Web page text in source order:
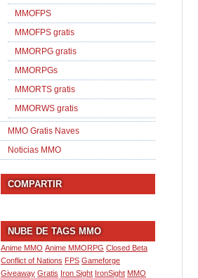
MMOFPS
MMOFPS gratis
MMORPG gratis
MMORPGs
MMORTS gratis
MMORWS gratis
MMO Gratis Naves
Noticias MMO
COMPARTIR
NUBE DE TAGS MMO
Anime MMO Anime MMORPG Closed Beta
Conflict of Nations FPS Gameforge
Giveaway Gratis Iron Sight IronSight MMO